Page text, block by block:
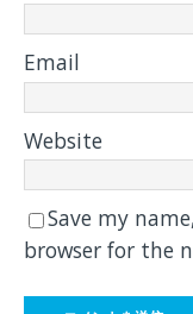
Email
Website
Save my
browser for the